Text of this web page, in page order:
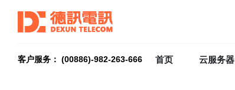
客户服务： (00886)-982-263-666 首页 云服务器